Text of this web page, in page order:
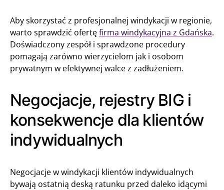
Aby skorzystać z profesjonalnej windykacji w regionie,
warto sprawdzić ofertęfirma windykacyjna z Gdańska.
Doświadczony zespół i sprawdzone procedury
pomagają zarówno wierzycielom jak i osobom
prywatnym w efektywnej walce z zadłużeniem.
Negocjacje, rejestry BIG i
konsekwencje dla klientów
indywidualnych
Negocjacje w windykacji klientów indywidualnych
bywają ostatnią deską ratunku przed daleko idącymi